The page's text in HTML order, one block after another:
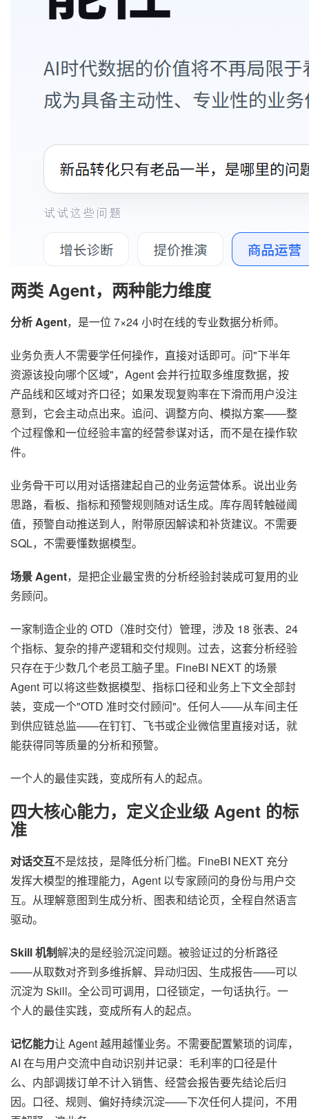
两类 Agent，两种能力维度
分析 Agent，是一位 7×24 小时在线的专业数据分析师。
业务负责人不需要学任何操作，直接对话即可。问"下半年
资源该投向哪个区域"，Agent 会并行拉取多维度数据，按
产品线和区域对齐口径；如果发现复购率在下滑而用户没注
意到，它会主动点出来。追问、调整方向、模拟方案——整
个过程像和一位经验丰富的经营参谋对话，而不是在操作软
件。
业务骨干可以用对话搭建起自己的业务运营体系。说出业务
思路，看板、指标和预警规则随对话生成。库存周转触碰阈
值，预警自动推送到人，附带原因解读和补货建议。不需要
SQL，不需要懂数据模型。
场景 Agent，是把企业最宝贵的分析经验封装成可复用的业
务顾问。
一家制造企业的 OTD（准时交付）管理，涉及 18 张表、24
个指标、复杂的排产逻辑和交付规则。过去，这套分析经验
只存在于少数几个老员工脑子里。FineBI NEXT 的场景
Agent 可以将这些数据模型、指标口径和业务上下文全部封
装，变成一个"OTD 准时交付顾问"。任何人——从车间主任
到供应链总监——在钉钉、飞书或企业微信里直接对话，就
能获得同等质量的分析和预警。
一个人的最佳实践，变成所有人的起点。
四大核心能力，定义企业级 Agent 的标
准
对话交互不是炫技，是降低分析门槛。FineBI NEXT 充分
发挥大模型的推理能力，Agent 以专家顾问的身份与用户交
互。从理解意图到生成分析、图表和结论页，全程自然语言
驱动。
Skill 机制解决的是经验沉淀问题。被验证过的分析路径
——从取数对齐到多维拆解、异动归因、生成报告——可以
沉淀为 Skill。全公司可调用，口径锁定，一句话执行。一
个人的最佳实践，变成所有人的起点。
记忆能力让 Agent 越用越懂业务。不需要配置繁琐的词库，
AI 在与用户交流中自动识别并记录：毛利率的口径是什
么、内部调拨订单不计入销售、经营会报告要先结论后归
因。口径、规则、偏好持续沉淀——下次任何人提问，不用